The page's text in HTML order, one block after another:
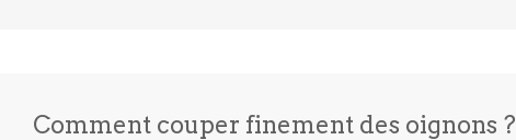
Comment couper finement des oignons ?